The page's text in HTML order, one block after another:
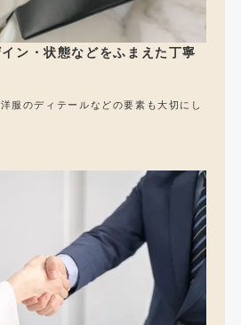
ン・状態などをふまえた丁寧
服のディテールなどの要素も大切にし